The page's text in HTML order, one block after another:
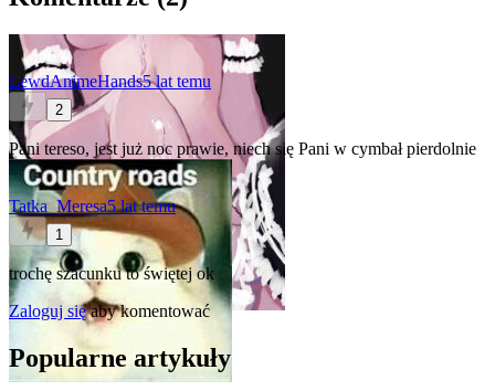
LewdAnimeHands5 lat temu
2
Pani tereso, jest już noc prawie, niech się Pani w cymbał pierdolnie
Tatka_Meresa5 lat temu
1
trochę szacunku to świętej ok
Zaloguj sięaby komentować
Popularne artykuły